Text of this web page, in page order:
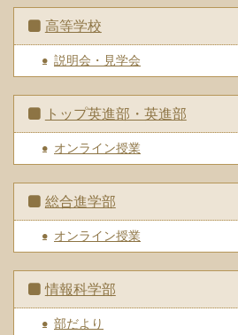
高等学校
説明会・見学会
トップ英進部・英進部
オンライン授業
総合進学部
オンライン授業
情報科学部
部だより